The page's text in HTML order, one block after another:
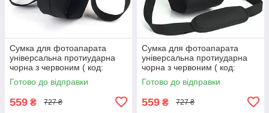
Сумка для фотоапарата
універсальна протиударна
чорна з червоним ( код:
IBF035BR )
Готово до відправки
559 ₴ 727 ₴
Сумка для фотоапарата
універсальна протиударна
чорна з червоним ( код:
IBF060BR )
Готово до відправки
559 ₴ 727 ₴